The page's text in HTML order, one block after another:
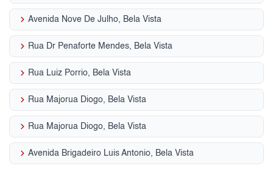
keyboard_arrow_right Avenida Nove De Julho, Bela Vista
keyboard_arrow_right Rua Dr Penaforte Mendes, Bela Vista
keyboard_arrow_right Rua Luiz Porrio, Bela Vista
keyboard_arrow_right Rua Majorua Diogo, Bela Vista
keyboard_arrow_right Rua Majorua Diogo, Bela Vista
keyboard_arrow_right Avenida Brigadeiro Luis Antonio, Bela Vista